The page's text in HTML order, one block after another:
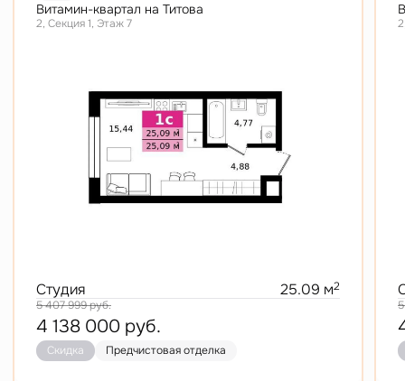
Витамин-квартал на Титова
2, Секция 1, Этаж 7
Студия 25.09 м2
5 407 999руб.
4 138 000 руб.
Скидка Предчистовая отделка